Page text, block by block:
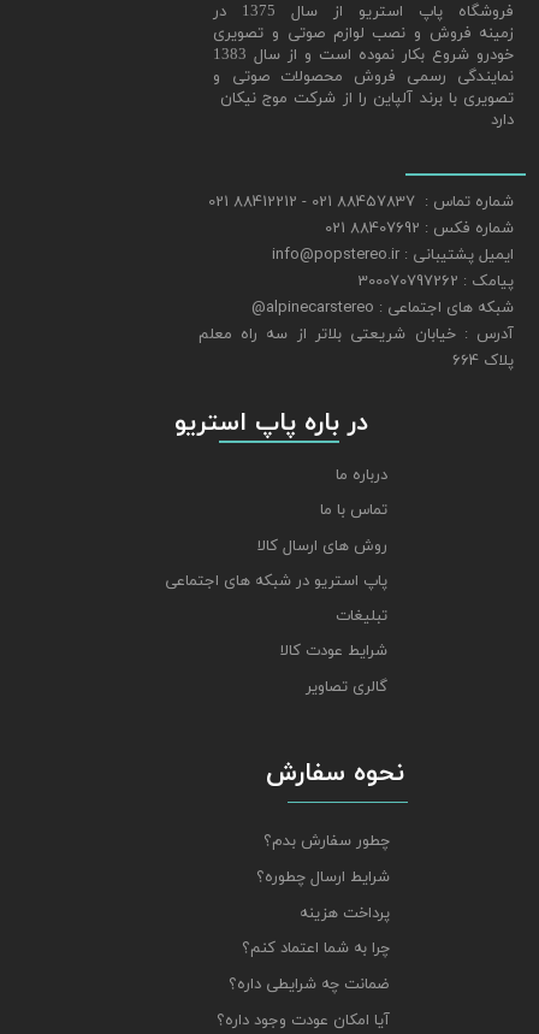
​فروشگاه پاپ استریو از سال 1375 در
زمینه فروش و نصب لوازم صوتی و تصویری
خودرو شروع بکار نموده است و از سال 1383
نمایندگی رسمی فروش محصولات صوتی و
تصویری با برند آلپاین را از شرکت موج نیکان
دارد
شماره تماس : 88457837 021 - 88412212 021
شماره فکس : 88407692 021
ایمیل پشتیبانی : info@popstereo.ir
پیامک : 300070797262
شبکه های اجتماعی : alpinecarstereo@
​​​​​​​آدرس : خیابان شریعتی بلاتر از سه راه معلم
پلاک 664
نحوه سفارش
چطور سفارش بدم؟
شرایط ارسال چطوره؟
پرداخت هزینه
چرا به شما اعتماد کنم؟
ضمانت چه شرایطی داره؟
آیا امکان عودت وجود داره؟
​​​​​​​ در باره پاپ استریو
درباره ما
تماس با ما
روش های ارسال کالا
پاپ استریو در شبکه های اجتماعی
تبلیغات
شرایط عودت کالا
گالری تصاویر